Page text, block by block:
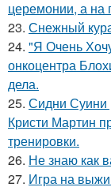
церемонии, а на
23. Снежный
24. "Я Очень
онкоцентра
дела.
25. Сидни Суини
Кристи Мартин
тренировки.
26. Не знаю как
27. Игра на